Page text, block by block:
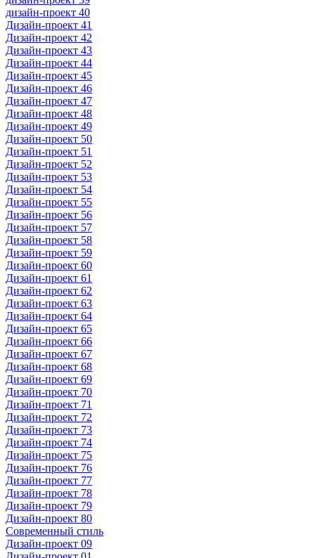
дизайн-проект 40
Дизайн-проект 41
Дизайн-проект 42
Дизайн-проект 43
Дизайн-проект 44
Дизайн-проект 45
Дизайн-проект 46
Дизайн-проект 47
Дизайн-проект 48
Дизайн-проект 49
Дизайн-проект 50
Дизайн-проект 51
Дизайн-проект 52
Дизайн-проект 53
Дизайн-проект 54
Дизайн-проект 55
Дизайн-проект 56
Дизайн-проект 57
Дизайн-проект 58
Дизайн-проект 59
Дизайн-проект 60
Дизайн-проект 61
Дизайн-проект 62
Дизайн-проект 63
Дизайн-проект 64
Дизайн-проект 65
Дизайн-проект 66
Дизайн-проект 67
Дизайн-проект 68
Дизайн-проект 69
Дизайн-проект 70
Дизайн-проект 71
Дизайн-проект 72
Дизайн-проект 73
Дизайн-проект 74
Дизайн-проект 75
Дизайн-проект 76
Дизайн-проект 77
Дизайн-проект 78
Дизайн-проект 79
Дизайн-проект 80
Современный стиль
Дизайн-проект 09